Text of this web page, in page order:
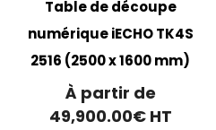
Table de découpe
numérique iECHO TK4S
2516 (2500 x 1600 mm)
À partir de
49,900.00€HT